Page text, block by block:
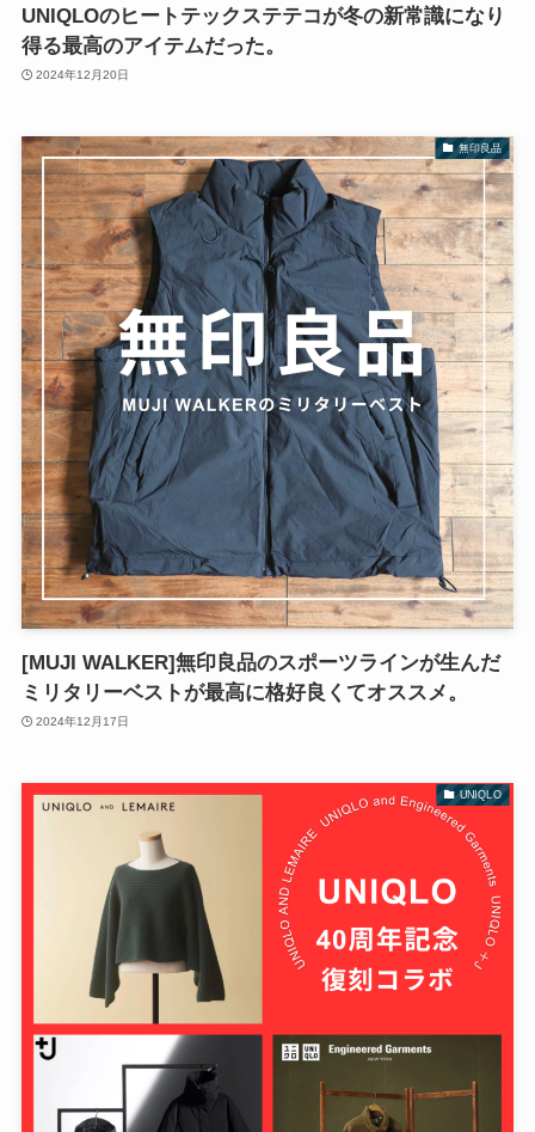
UNIQLOのヒートテックステテコが冬の新常識になり
得る最高のアイテムだった。
2024年12月20日
無印良品
[MUJI WALKER]無印良品のスポーツラインが生んだ
ミリタリーベストが最高に格好良くてオススメ。
2024年12月17日
UNIQLO